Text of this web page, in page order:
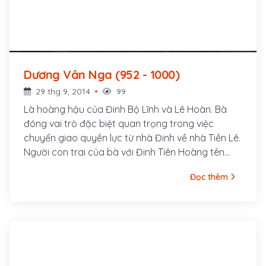
Dương Vân Nga (952 - 1000)
29 thg 9, 2014 99
Là hoàng hậu của Đinh Bộ Lĩnh và Lê Hoàn. Bà
đóng vai trò đặc biệt quan trọng trong việc
chuyển giao quyền lực từ nhà Đinh về nhà Tiền Lê.
Người con trai của bà với Đinh Tiên Hoàng tên
con gái của bà với Lê Hoàn là Lê Thị Phất Ngân
Đọc thêm